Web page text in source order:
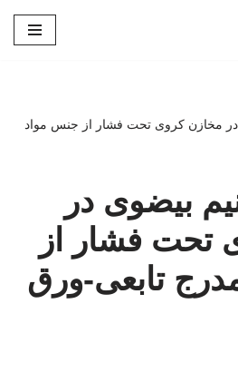
در مخازن کروی تحت فشار از جنس مواد
بیضوی در
تحت فشار از
تابعی-ورق